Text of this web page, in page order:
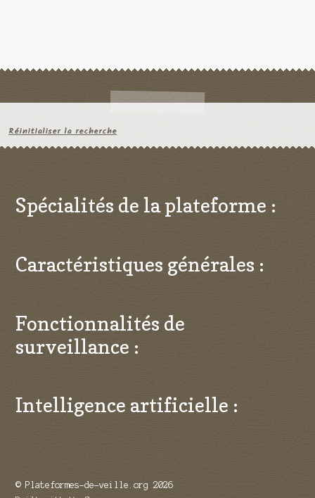
Réinitialiser la recherche
Spécialités de la plateforme :
Caractéristiques générales :
Fonctionnalités de
surveillance :
Intelligence artificielle :
© Plateformes-de-veille.org 2026